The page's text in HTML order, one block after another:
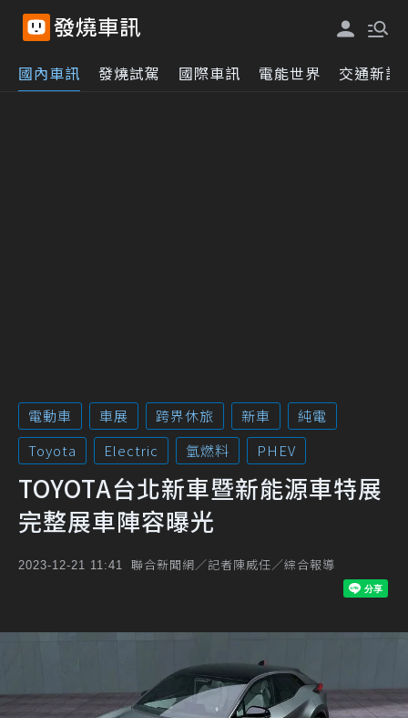
國內車訊 發燒試駕 國際車訊 電能世界 交通新訊
電動車 車展 跨界休旅 新車
純電
Toyota
Electric 氫燃料 PHEV
TOYOTA台北新車暨新能源車特展
完整展車陣容曝光
2023-12-21 11:41 聯合新聞網／記者陳威任／綜合報導